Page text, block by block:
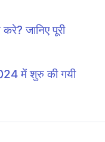
जानिए पूरी
में शुरु की गयी